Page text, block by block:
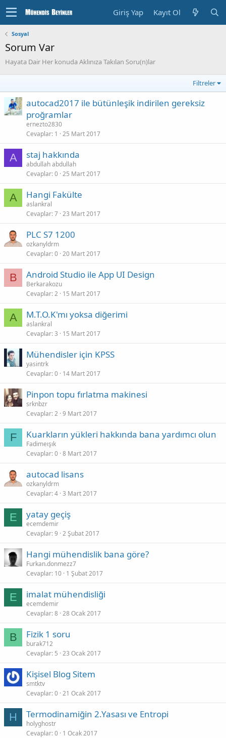
Giriş Yap Kayıt Ol
Sosyal
Sorum Var
Hayata Dair Her konuda Aklınıza Takılan Soru(n)lar
Filtreler
autocad2017 ile bütünleşik indirilen gereksiz
proğramlar
ernezto2830
Cevaplar 1 25 Mart 2017
A staj hakkında
abdullah abdullah
Cevaplar 0 25 Mart 2017
A Hangi Fakülte
aslankral
Cevaplar 7 23 Mart 2017
PLC S7 1200
ozkanyldrm
Cevaplar 0 20 Mart 2017
B Android Studio ile App UI Design
Berkarakozu
Cevaplar 2 15 Mart 2017
A M.T.O.K'mı yoksa diğerimi
aslankral
Cevaplar 3 15 Mart 2017
Mühendisler için KPSS
yasintrk
Cevaplar 0 14 Mart 2017
Pinpon topu fırlatma makinesi
srknbzr
Cevaplar 2 9 Mart 2017
F Kuarkların yükleri hakkında bana yardımcı olun
Fadimeışık
Cevaplar 0 8 Mart 2017
autocad lisans
ozkanyldrm
Cevaplar 4 3 Mart 2017
E yatay geçiş
ecemdemir
Cevaplar 9 2 Şubat 2017
Hangi mühendislik bana göre?
Furkan.donmezz7
Cevaplar 10 1 Şubat 2017
E imalat mühendisliği
ecemdemir
Cevaplar 8 28 Ocak 2017
B Fizik 1 soru
burak712
Cevaplar 5 23 Ocak 2017
Kişisel Blog Sitem
smtktv
Cevaplar 0 21 Ocak 2017
H Termodinamiğin 2.Yasası ve Entropi
holyghostr
Cevaplar 0 1 Ocak 2017